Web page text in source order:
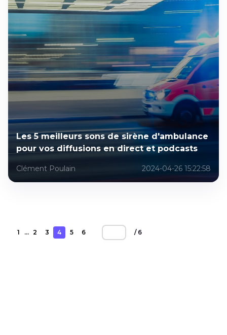
Les 5 meilleurs sons de sirène d'ambulance
pour vos diffusions en direct et podcasts
Clément Poulain 2024-04-26 15:22:58
1 ... 2 3 4 5 6 / 6